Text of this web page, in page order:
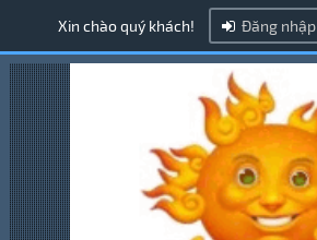
Xin chào quý khách! Đăng nhập